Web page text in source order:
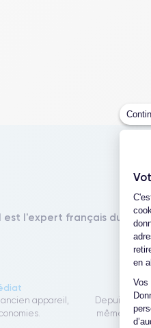
en
Vos
est l'expert français du
appareil,
Depuis 10
même tous